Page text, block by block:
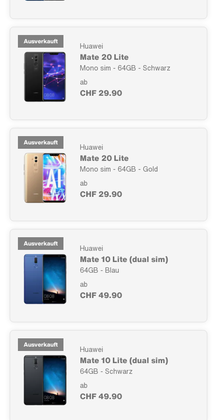
Ausverkauft Huawei
Mate 20 Lite
Mono sim - 64GB - Schwarz
ab
CHF 29.90
Ausverkauft Huawei
Mate 20 Lite
Mono sim - 64GB - Gold
ab
CHF 29.90
Ausverkauft Huawei
Mate 10 Lite (dual sim)
64GB - Blau
ab
CHF 49.90
Ausverkauft Huawei
Mate 10 Lite (dual sim)
64GB - Schwarz
ab
CHF 49.90